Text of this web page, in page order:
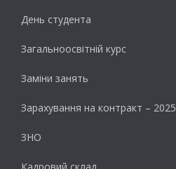
День студента
Загальноосвітній курс
Заміни занять
Зарахування на контракт – 2025
ЗНО